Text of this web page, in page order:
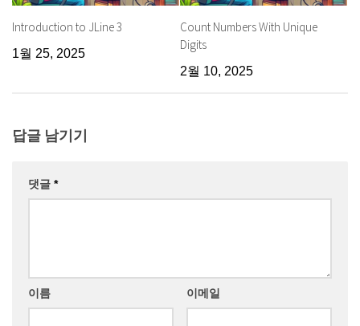
Introduction to JLine 3
1월 25, 2025
Count Numbers With Unique
Digits
2월 10, 2025
답글 남기기
댓글 *
이름 이메일